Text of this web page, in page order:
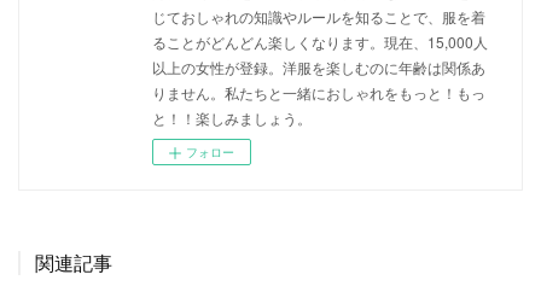
じておしゃれの知識やルールを知ることで、服を着
ることがどんどん楽しくなります。現在、15,000人
以上の女性が登録。洋服を楽しむのに年齢は関係あ
りません。私たちと一緒におしゃれをもっと！もっ
と！！楽しみましょう。
フォロー
関連記事